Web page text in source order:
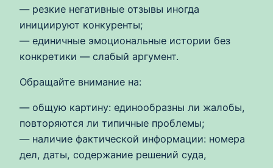
— резкие негативные отзывы иногда
инициируют конкуренты;
— единичные эмоциональные истории без
конкретики — слабый аргумент.
Обращайте внимание на:
— общую картину: единообразны ли жалобы,
повторяются ли типичные проблемы;
— наличие фактической информации: номера
дел, даты, содержание решений суда,